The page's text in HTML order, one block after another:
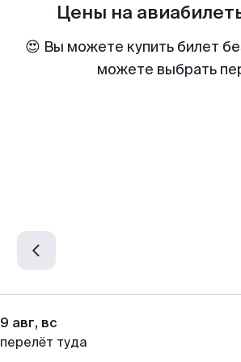
Цены на
😍 Вы можете купить билет
можете выбрать
9 авг, вс
перелёт туда